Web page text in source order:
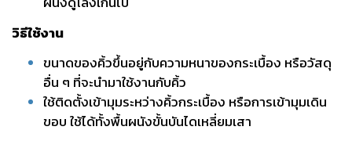
วิธีใช้งาน
ขนาดของคิ้วขึ้นอยู่กับความหนาของกระเบื้อง หรือวัสดุ
อื่น ๆ ที่จะนำมาใช้งานกับคิ้ว
ใช้ติดตั้งเข้ามุมระหว่างคิ้วกระเบื้อง หรือการเข้ามุมเดิน
ขอบ ใช้ได้ทั้งพื้นผนังขั้นบันไดเหลี่ยมเสา